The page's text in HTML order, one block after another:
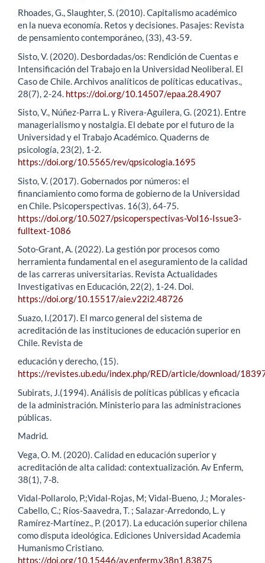
Rhoades, G., Slaughter, S. (2010). Capitalismo académico
en la nueva economía. Retos y decisiones. Pasajes: Revista
de pensamiento contemporáneo, (33), 43-59.
Sisto, V. (2020). Desbordadas/os: Rendición de Cuentas e
Intensificación del Trabajo en la Universidad Neoliberal. El
Caso de Chile. Archivos analíticos de políticas educativas.,
28(7), 2-24. https://doi.org/10.14507/epaa.28.4907
Sisto, V., Núñez-Parra L. y Rivera-Aguilera, G. (2021). Entre
managerialismo y nostalgia. El debate por el futuro de la
Universidad y el Trabajo Académico. Quaderns de
psicología, 23(2), 1-2.
https://doi.org/10.5565/rev/qpsicologia.1695
Sisto, V. (2017). Gobernados por números: el
financiamiento como forma de gobierno de la Universidad
en Chile. Psicoperspectivas. 16(3), 64-75.
https://doi.org/10.5027/psicoperspectivas-Vol16-Issue3-
fulltext-1086
Soto-Grant, A. (2022). La gestión por procesos como
herramienta fundamental en el aseguramiento de la calidad
de las carreras universitarias. Revista Actualidades
Investigativas en Educación, 22(2), 1-24. Doi.
https://doi.org/10.15517/aie.v22i2.48726
Suazo, I.(2017). El marco general del sistema de
acreditación de las instituciones de educación superior en
Chile. Revista de
educación y derecho, (15).
https://revistes.ub.edu/index.php/RED/article/download/
Subirats, J.(1994). Análisis de políticas públicas y eficacia
de la administración. Ministerio para las administraciones
públicas.
Madrid.
Vega, O. M. (2020). Calidad en educación superior y
acreditación de alta calidad: contextualización. Av Enferm,
38(1), 7-8.
Vidal-Pollarolo, P.;Vidal-Rojas, M; Vidal-Bueno, J.; Morales-
Cabello, C.; Ríos-Saavedra, T. ; Salazar-Arredondo, L. y
Ramírez-Martínez., P. (2017). La educación superior chilena
como disputa ideológica. Ediciones Universidad Academia
Humanismo Cristiano.
https://doi.org/10.15446/av.enferm.v38n1.83875